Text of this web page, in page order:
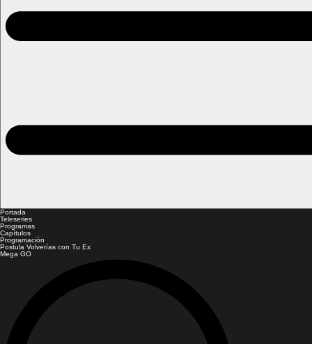
Portada
Teleseries
Programas
Capítulos
Programación
Postula Volverías con Tu Ex
Mega GO